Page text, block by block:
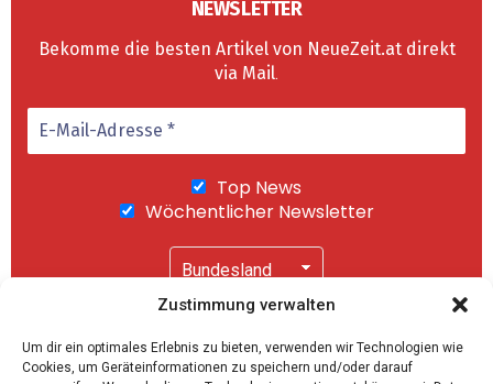
Zustimmung verwalten
Um dir ein optimales Erlebnis zu bieten, verwenden wir Technologien wie
Cookies, um Geräteinformationen zu speichern und/oder darauf
NEWSLETTER
Bekomme die besten Artikel von NeueZeit.at direkt
via Mail.
Top News
Wöchentlicher Newsletter
"Abonnieren" akzeptierst Du unsere
Datenschutzerklärung.